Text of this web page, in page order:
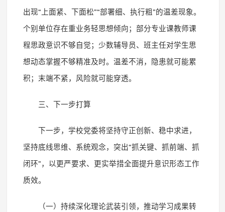
出现“ 上面紧、下面松”“部署细、执行粗”的温差现象。
个别单位存在重业务轻思想倾向；部分专业课教师课
程思政意识不够自觉；少数辅导员、班主任对学生思
想动态掌握不够精准及时。温差不消，隐患就可能累
积；末端不紧，风险就可能穿透。
三、下一步打算
下一步，学校党委将坚持守正创新、稳中求进，
坚持底线思维、系统观念，突出“抓关键、抓前端、抓
闭环”，以更严要求、更实举措全面提升意识形态工作
质效。
（一）持续深化理论武装引领，推动学习成果转